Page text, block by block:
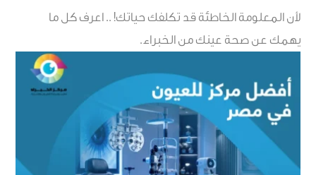
لأن المعلومة الخاطئة قد تكلفك حياتك! .. اعرف كل ما
يهمك عن صحة عينك من الخبراء.